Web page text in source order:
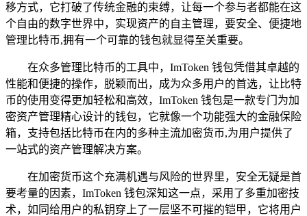
移方式，它打破了传统金融的束缚，让每一个参与者都能在这
个自由的数字世界中，实现资产的自主管理，要安全、便捷地
管理比特币,拥有一个可靠的钱包就显得至关重要。
在众多管理比特币的工具中，ImToken 钱包凭借其卓越的
性能和便捷的操作，脱颖而出，成为众多用户的首选，让比特
币的使用变得更加轻松和高效，ImToken 钱包是一款专门为加
密资产管理精心设计的钱包，它就像一个功能强大的金融保险
箱，支持包括比特币在内的多种主流加密货币,为用户提供了
一站式的资产管理解决方案。
在加密货币这个充满机遇与风险的世界里，安全无疑是首
要考量的因素，ImToken 钱包深知这一点，采用了多重加密技
术，如同给用户的私钥穿上了一层坚不可摧的铠甲，它将用户